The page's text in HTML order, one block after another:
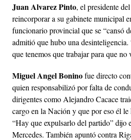
Juan Alvarez Pinto, el presidente
reincorporar a su gabinete municipal
funcionario provincial que se “cansó
admitió que hubo una
que tenemos que trabajar para que no
Miguel Angel Boninofue directo
quien responsabilizó por falta de
dirigentes como Alejandro Cacace
cargo en la Nación y que por eso él
“Hay que expulsarlo del partido” dijo
Mercedes. También apuntó contra